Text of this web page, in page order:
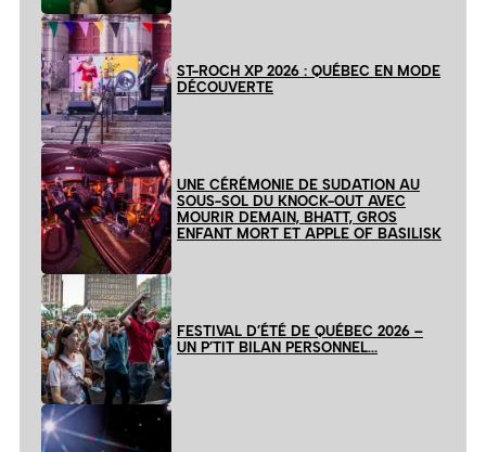
ST-ROCH XP 2026 : QUÉBEC EN MODE
DÉCOUVERTE
UNE CÉRÉMONIE DE SUDATION AU
SOUS-SOL DU KNOCK-OUT AVEC
MOURIR DEMAIN, BHATT, GROS
ENFANT MORT ET APPLE OF BASILISK
FESTIVAL D’ÉTÉ DE QUÉBEC 2026 –
UN P’TIT BILAN PERSONNEL…